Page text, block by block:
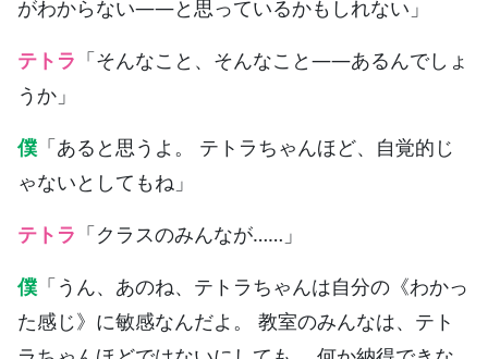
がわからない——と思っているかもしれない」
テトラ 「そんなこと、そんなこと——あるんでしょ
うか」
僕 「あると思うよ。 テトラちゃんほど、自覚的じ
ゃないとしてもね」
テトラ 「クラスのみんなが……」
僕 「うん、あのね、テトラちゃんは自分の《わかっ
た感じ》に敏感なんだよ。 教室のみんなは、テト